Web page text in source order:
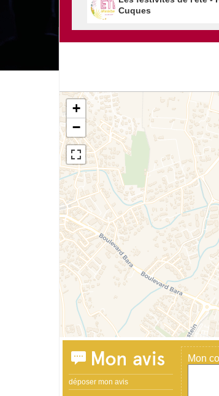
Cuques
+
−
Mon avis
déposer mon avis
Mon